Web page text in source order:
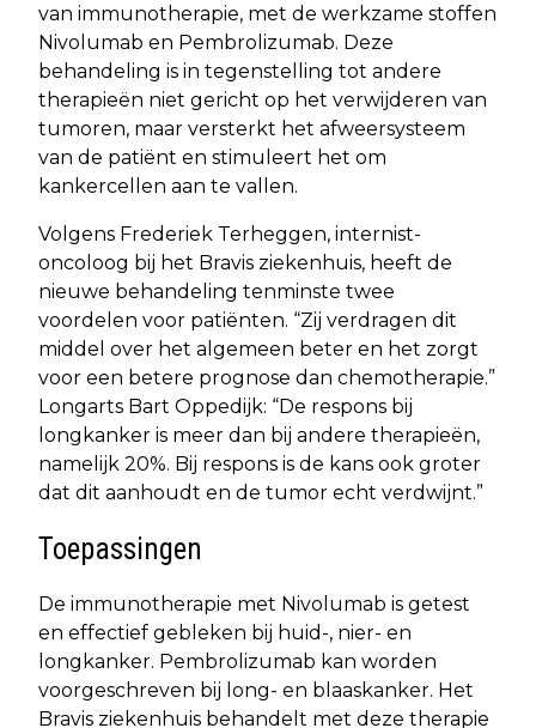
van immunotherapie, met de werkzame stoffen
Nivolumab en Pembrolizumab. Deze
behandeling is in tegenstelling tot andere
therapieën niet gericht op het verwijderen van
tumoren, maar versterkt het afweersysteem
van de patiënt en stimuleert het om
kankercellen aan te vallen.
Volgens Frederiek Terheggen, internist-
oncoloog bij het Bravis ziekenhuis, heeft de
nieuwe behandeling tenminste twee
voordelen voor patiënten. “Zij verdragen dit
middel over het algemeen beter en het zorgt
voor een betere prognose dan chemotherapie.”
Longarts Bart Oppedijk: “De respons bij
longkanker is meer dan bij andere therapieën,
namelijk 20%. Bij respons is de kans ook groter
dat dit aanhoudt en de tumor echt verdwijnt.”
Toepassingen
De immunotherapie met Nivolumab is getest
en effectief gebleken bij huid-, nier- en
longkanker. Pembrolizumab kan worden
voorgeschreven bij long- en blaaskanker. Het
Bravis ziekenhuis behandelt met deze therapie